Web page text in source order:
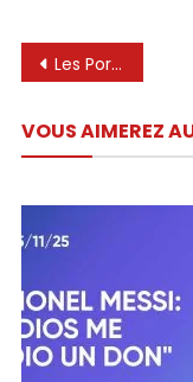
l’article
Les Portugais n’oublieront jamais cette performance humiliante de Lionel Messi
VOUS AIMEREZ